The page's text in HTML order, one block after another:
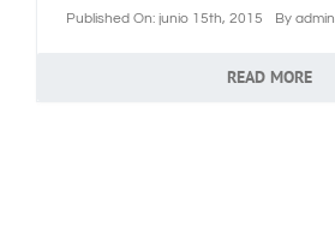
Published On: junio 15th, 2015 By admin
READ MORE